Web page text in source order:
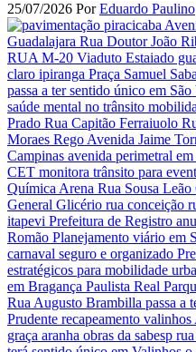
25/07/2026 PorEduardo Paulino